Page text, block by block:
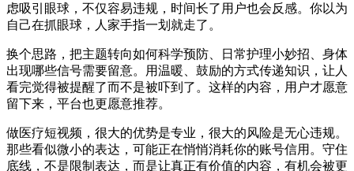
虑吸引眼球，不仅容易违规，时间长了用户也会反感。你以为
自己在抓眼球，人家手指一划就走了。
换个思路，把主题转向如何科学预防、日常护理小妙招、身体
出现哪些信号需要留意。用温暖、鼓励的方式传递知识，让人
看完觉得被提醒了而不是被吓到了。这样的内容，用户才愿意
留下来，平台也更愿意推荐。
做医疗短视频，很大的优势是专业，很大的风险是无心违规。
那些看似微小的表达，可能正在悄悄消耗你的账号信用。守住
底线，不是限制表达，而是让真正有价值的内容，有机会被更